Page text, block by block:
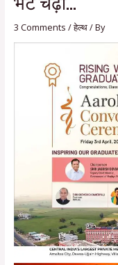
3 Comments /हेल्थ/ By